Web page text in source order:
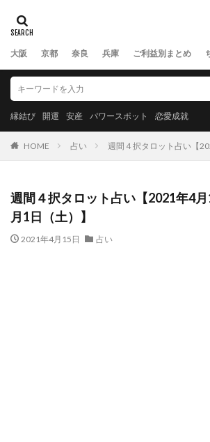
大阪 京都 奈良 兵庫 ご利益別まとめ
縁結び 開運 安産 パワースポット 恋愛成就
HOME 占い 週間４択タロット占い【
週間４択タロット占い【2021年4
月1日（土）】
2021年4月15日 占い